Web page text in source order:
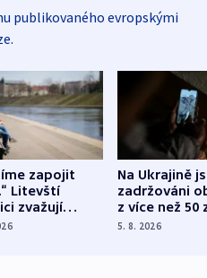
publikovaného evropskými
zapojit
Litevští
zvažují
o
Na Ukrajině
zadržováni
z více než 50
Bojovali na
5. 8. 2026